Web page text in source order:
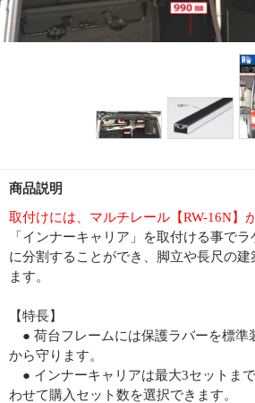
商品説明
取付けには、マルチレール【RW-16N】
「インナーキャリア」を取付ける事で
に分割することができ、脚立や長尺の建
ます。
【特長】
● 荷台フレームには保護ラバーを標
から守ります。
● インナーキャリアは最大3セットま
わせて購入セット数を選択できます。